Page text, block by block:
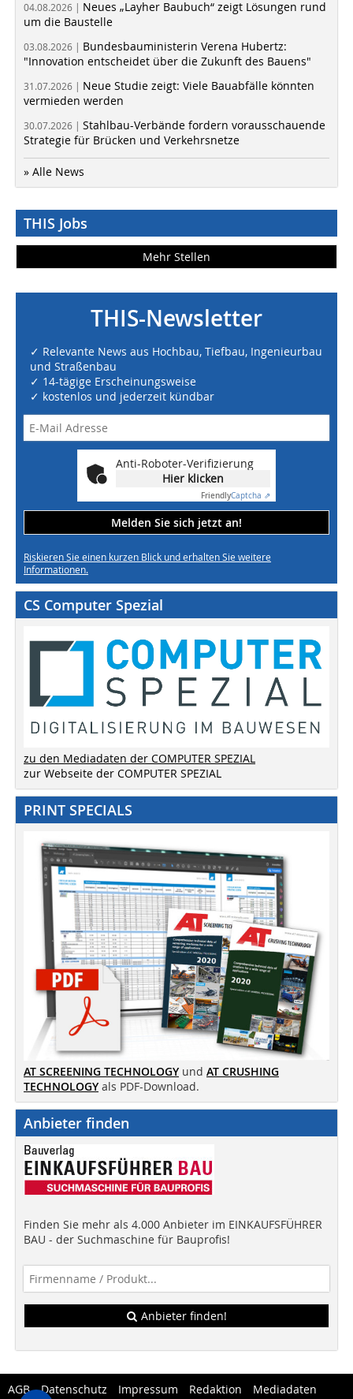
04.08.2026 | Neues „Layher Baubuch“ zeigt Lösungen rund
um die Baustelle
03.08.2026 | Bundesbauministerin Verena Hubertz:
"Innovation entscheidet über die Zukunft des Bauens"
31.07.2026 | Neue Studie zeigt: Viele Bauabfälle könnten
vermieden werden
30.07.2026 | Stahlbau-Verbände fordern vorausschauende
Strategie für Brücken und Verkehrsnetze
» Alle News
THIS Jobs
Mehr Stellen
THIS-Newsletter
✓ Relevante News aus Hochbau, Tiefbau, Ingenieurbau
und Straßenbau
✓ 14-tägige Erscheinungsweise
✓ kostenlos und jederzeit kündbar
Anti-Roboter-Verifizierung
Hier klicken
FriendlyCaptcha ⇗
Melden Sie sich jetzt an!
Riskieren Sie einen kurzen Blick und erhalten Sie weitere
Informationen.
CS Computer Spezial
zu den Mediadaten der COMPUTER SPEZIAL
zur Webseite der COMPUTER SPEZIAL
PRINT SPECIALS
AT SCREENING TECHNOLOGY und AT CRUSHING
TECHNOLOGY als PDF-Download.
Anbieter finden
Finden Sie mehr als 4.000 Anbieter im EINKAUFSFÜHRER
BAU - der Suchmaschine für Bauprofis!
Anbieter finden!
AGB Datenschutz Impressum Redaktion
Mediadaten